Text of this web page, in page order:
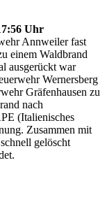
Uhr
Annweiler fast
einem Waldbrand
ausgerückt war
Wernersberg
Gräfenhausen zu
nach
(Italienisches
Zusammen mit
gelöscht